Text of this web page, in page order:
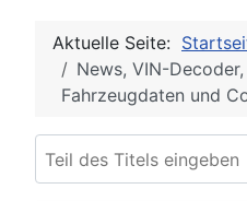
Aktuelle Seite:
News, VIN-
Fahrzeugdaten und